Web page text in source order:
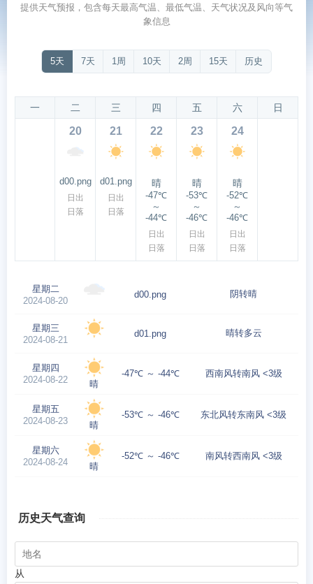
提供天气预报，包含每天最高气温、最低气温、天气状况及风向等气
象信息
5天 7天 1周 10天 2周 15天 历史
一 二 三 四 五 六 日
20
d00.png
日出
日落
21
d01.png
日出
日落
22
晴
-47℃
～
-44℃
日出
日落
23
晴
-53℃
～
-46℃
日出
日落
24
晴
-52℃
～
-46℃
日出
日落
星期二
2024-08-20
d00.png 阴转晴
星期三
2024-08-21
d01.png 晴转多云
星期四
2024-08-22
晴
-47℃ ～ -44℃ 西南风转南风 <3级
星期五
2024-08-23
晴
-53℃ ～ -46℃ 东北风转东南风 <3级
星期六
2024-08-24
晴
-52℃ ～ -46℃ 南风转西南风 <3级
历史天气查询
从